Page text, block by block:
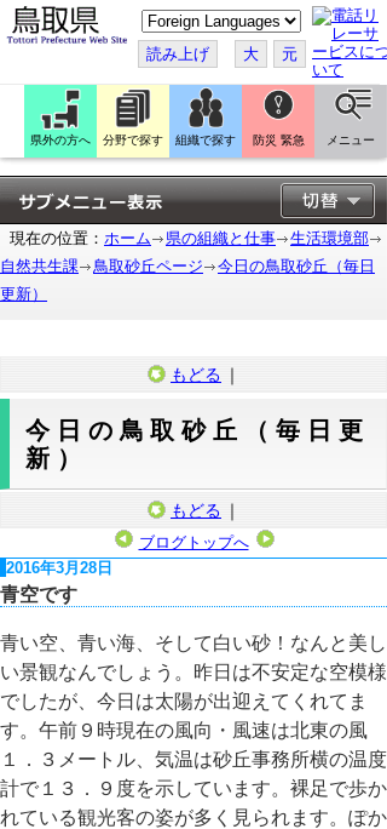
こ
の
ペ
ー
ジ
翻
訳
す
る
読み上げ 大 元
県外の方へ 分野で探す 組織で探す 防災 緊急 メニュー
現在の位置： ホーム 県の組織と仕事
生活環境部
自然共生課
鳥取砂丘ページ
今日の鳥取砂丘（毎日
更新）
もどる ｜
今日の鳥取砂丘（毎日更
新）
もどる ｜
ブログトップへ
2016年3月28日
青空です
青い空、青い海、そして白い砂！なんと美し
い景観なんでしょう。昨日は不安定な空模様
でしたが、今日は太陽が出迎えてくれてま
す。午前９時現在の風向・風速は北東の風
１．３メートル、気温は砂丘事務所横の温度
計で１３．９度を示しています。裸足で歩か
れている観光客の姿が多く見られます。ぽか